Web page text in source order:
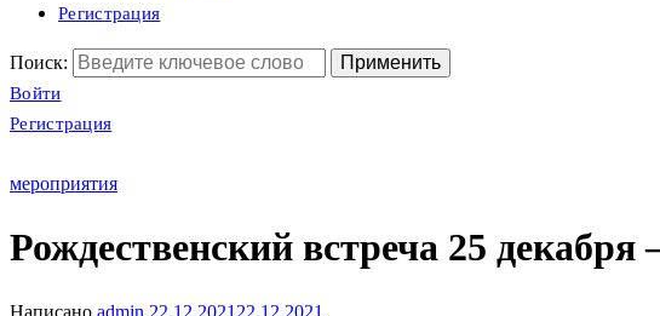
Регистрация
Поиск:
Войти
Регистрация
мероприятия
Рождественский встреча 25
Написано admin 22.12.2021 22.12.2021